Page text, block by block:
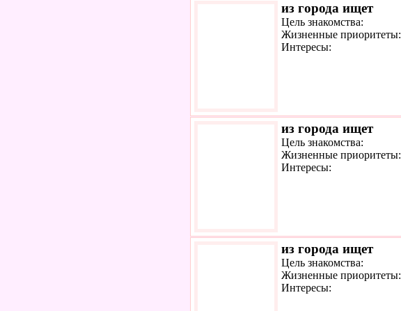
из города ищет
Цель знакомства:
Жизненные приоритеты:
Интересы:
из города ищет
Цель знакомства:
Жизненные приоритеты:
Интересы:
из города ищет
Цель знакомства:
Жизненные приоритеты:
Интересы: